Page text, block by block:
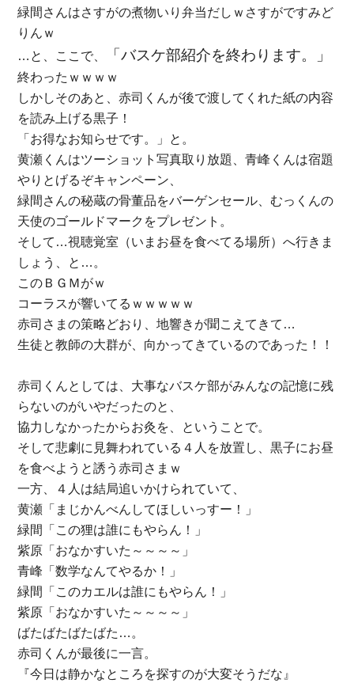
緑間さんはさすがの煮物いり弁当だしｗさすがですみど
りんｗ
…と、ここで、
「バスケ部紹介を終わります。」
終わったｗｗｗｗ
しかしそのあと、赤司くんが後で渡してくれた紙の内容
を読み上げる黒子！
「お得なお知らせです。」と。
黄瀬くんはツーショット写真取り放題、青峰くんは宿題
やりとげるぞキャンペーン、
緑間さんの秘蔵の骨董品をバーゲンセール、むっくんの
天使のゴールドマークをプレゼント。
そして…視聴覚室（いまお昼を食べてる場所）へ行きま
しょう、と…。
このＢＧＭがｗ
コーラスが響いてるｗｗｗｗｗ
赤司さまの策略どおり、地響きが聞こえてきて…
生徒と教師の大群が、向かってきているのであった！！
赤司くんとしては、大事なバスケ部がみんなの記憶に残
らないのがいやだったのと、
協力しなかったからお灸を、ということで。
そして悲劇に見舞われている４人を放置し、黒子にお昼
を食べようと誘う赤司さまｗ
一方、４人は結局追いかけられていて、
黄瀬「まじかんべんしてほしいっすー！」
緑間「この狸は誰にもやらん！」
紫原「おなかすいた～～～～」
青峰「数学なんてやるか！」
緑間「このカエルは誰にもやらん！」
紫原「おなかすいた～～～～」
ばたばたばたばた…。
赤司くんが最後に一言。
『今日は静かなところを探すのが大変そうだな』